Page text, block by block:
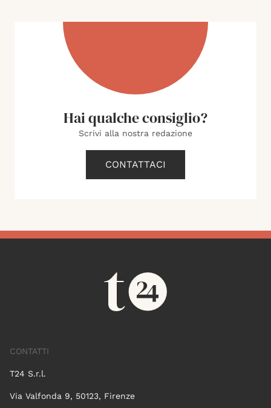
Hai qualche consiglio?
Scrivi alla nostra redazione
CONTATTACI
CONTATTI
T24 S.r.l.
Via Valfonda 9, 50123, Firenze